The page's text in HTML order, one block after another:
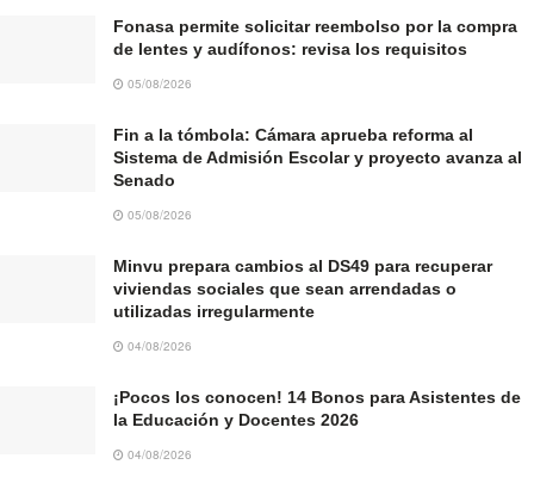
Fonasa permite solicitar reembolso por la compra
de lentes y audífonos: revisa los requisitos
05/08/2026
Fin a la tómbola: Cámara aprueba reforma al
Sistema de Admisión Escolar y proyecto avanza al
Senado
05/08/2026
Minvu prepara cambios al DS49 para recuperar
viviendas sociales que sean arrendadas o
utilizadas irregularmente
04/08/2026
¡Pocos los conocen! 14 Bonos para Asistentes de
la Educación y Docentes 2026
04/08/2026